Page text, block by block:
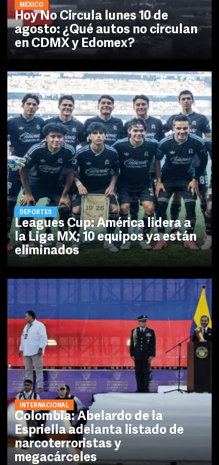
MÉXICO
Hoy No Circula lunes 10 de
agosto: ¿Qué autos no circulan
en CDMX y Edomex?
DEPORTES
Leagues Cup: América lidera a
la Liga MX; 10 equipos ya están
eliminados
INTERNACIONAL
Colombia: Abelardo de la
Espriella adelanta listado de
narcoterroristas y
megacárceles